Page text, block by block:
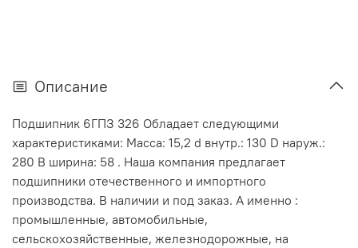
Описание
Подшипник 6ГПЗ 326 Обладает следующими
характеристиками: Масса: 15,2 d внутр.: 130 D наруж.:
280 В ширина: 58 . Наша компания предлагает
подшипники отечественного и импортного
производства. В наличии и под заказ. А именно :
промышленные, автомобильные,
сельскохозяйственные, железнодорожные, на